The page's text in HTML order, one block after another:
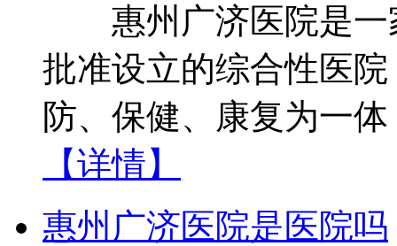
惠州广济医院是一
批准设立的综合性医
防、保健、康复为一
【详情】
惠州广济医院是医院吗